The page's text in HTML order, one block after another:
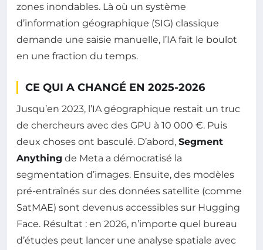
zones inondables. Là où un système
d’information géographique (SIG) classique
demande une saisie manuelle, l’IA fait le boulot
en une fraction du temps.
CE QUI A CHANGÉ EN 2025-2026
Jusqu’en 2023, l’IA géographique restait un truc
de chercheurs avec des GPU à 10 000 €. Puis
deux choses ont basculé. D’abord, Segment
Anything de Meta a démocratisé la
segmentation d’images. Ensuite, des modèles
pré-entraînés sur des données satellite (comme
SatMAE) sont devenus accessibles sur Hugging
Face. Résultat : en 2026, n’importe quel bureau
d’études peut lancer une analyse spatiale avec